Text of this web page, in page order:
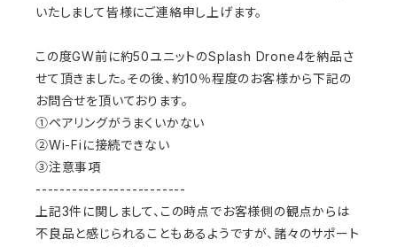
いたしまして皆様にご連絡申し上げます。
この度GW前に約50ユニットのSplash Drone4を納品さ
せて頂きました。その後、約10％程度のお客様から下記の
お問合せを頂いております。
①ペアリングがうまくいかない
②Wi-Fiに接続できない
③注意事項
-------------------------
上記3件に関しまして、この時点でお客様側の観点からは
不良品と感じられることもあるようですが、諸々のサポート